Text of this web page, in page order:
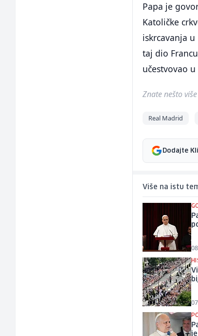
Papa je
Katoličke
iskrcavanja
taj dio
učestvovao
Znate nešto
Real Madrid
Dodajte
Više na istu